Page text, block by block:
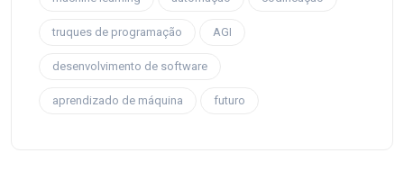
truques de programação AGI
desenvolvimento de software
aprendizado de máquina futuro